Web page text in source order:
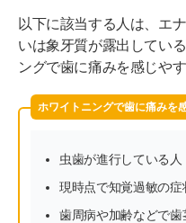
以下に該当する人は、エ
いは象牙質が露出してい
ングで歯に痛みを感じやす
ホワイトニングで歯に痛みを
虫歯が進行している人
現時点で知覚過敏の症
歯周病や加齢などで歯